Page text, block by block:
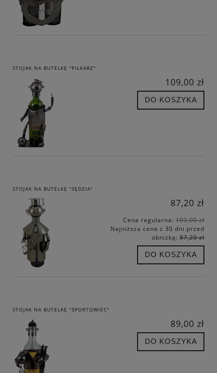
STOJAK NA BUTELKĘ "PIŁKARZ"
109,00 zł
DO KOSZYKA
STOJAK NA BUTELKĘ "SĘDZIA"
87,20 zł
Cena regularna: 109,00 zł
Najniższa cena z 30 dni przed
obniżką: 87,20 zł
DO KOSZYKA
STOJAK NA BUTELKĘ "SPORTOWIEC"
89,00 zł
DO KOSZYKA